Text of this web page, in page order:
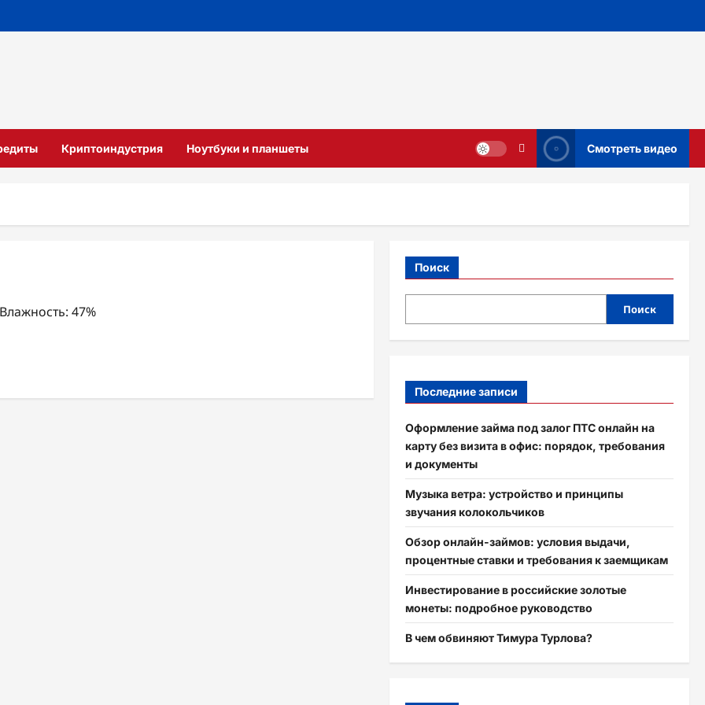
Криптоиндустрия Ноутбуки и планшеты Смотреть видео
47%
Поиск
Поиск
Последние записи
Оформление займа под залог ПТС онлайн на
карту без визита в офис: порядок, требования
и документы
Музыка ветра: устройство и принципы
звучания колокольчиков
Обзор онлайн-займов: условия выдачи,
процентные ставки и требования к заемщикам
Инвестирование в российские золотые
монеты: подробное руководство
В чем обвиняют Тимура Турлова?